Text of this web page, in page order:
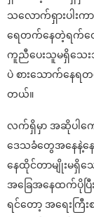
သလောက်ရှားပါး
ရေတက်နေတဲ့ရက်တွ
ကူညီပေးသူမရှိသေး
ပဲ စားသောက်နေရ
တယ်။
လက်ရှိမှာ အဆိုပါက
ဒေသခံတွေအနေနဲ့နေ
နေထိုင်တာမျိုးမရှိသ
အခြေအနေထက်ပိုပြီ
ရင်တော့ အရေးကြီး